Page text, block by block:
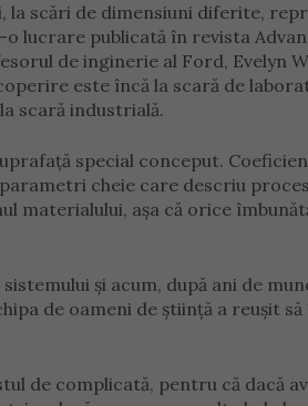
scări de dimensiuni diferite,
lucrare publicată în revista
de inginerie al Ford, Evelyn
este încă la scară de
scară industrială.
special conceput.
cheie care descriu
materialului, așa că orice
și acum, după ani de
de oameni de știință a reușit
de complicată, pentru că dacă